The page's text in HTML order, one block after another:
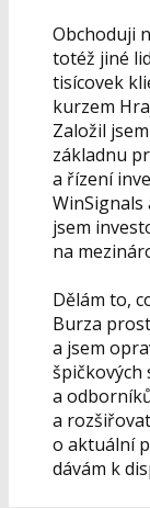
Obchoduji
totéž jiné
tisícovek
kurzem
Založil
základnu
a řízení
WinSignals
jsem
na
Dělám to,
Burza
a jsem
špičkových
a
a
o aktuální
dávám k